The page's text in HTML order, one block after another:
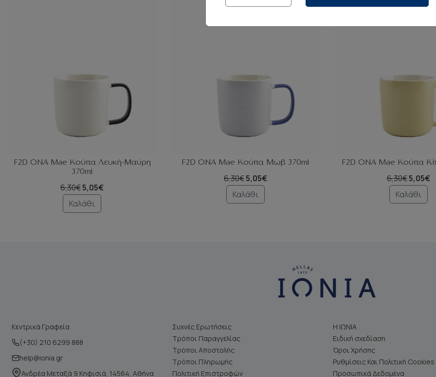
F2D ΟΝΑ Mae Κούπα Λευκή-Μαύρη
370ml
6,30€5,05€
Καλάθι
F2D ΟΝΑ Mae Κούπα Μωβ 370ml
6,30€5,05€
Καλάθι
F2D ΟΝΑ Mae Κούπα
6,30€5,05€
Καλάθι
Κεντρικά Γραφεία
(+30) 210 6299 888
help@ionia.gr
Ανδρέα Μεταξά 9 Κηφισιά, 14564, Αθήνα
Συχνές Ερωτήσεις
Τρόποι Παραγγελίας
Τρόποι Αποστολής
Τρόποι Πληρωμής
Πολιτική Επιστροφών
Η ΙΩΝΙΑ
Ειδική σχεδίαση
Όροι Χρήσης
Ρυθμίσεις Και Πολιτική Cookies
Προσωπικά Δεδομένα